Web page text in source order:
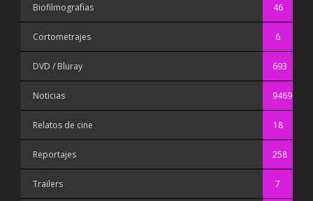
Biofilmografías 46
Cortometrajes 6
DVD / Bluray 693
Noticias 9469
Relatos de cine 18
Reportajes 258
Trailers 7